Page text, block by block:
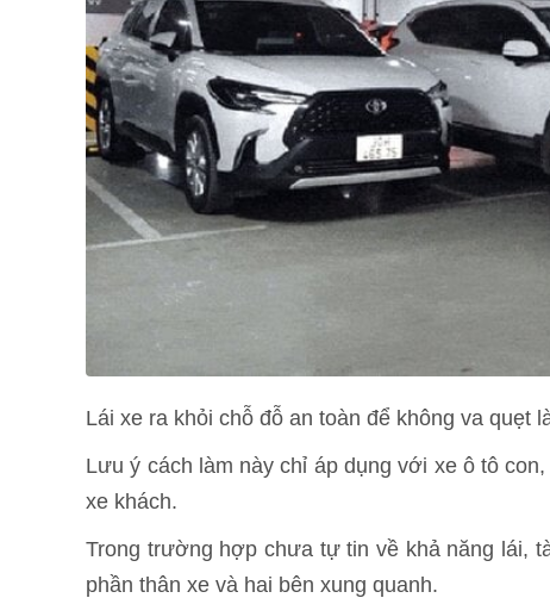
Lái xe ra khỏi chỗ đỗ an toàn để không va quẹt
Lưu ý cách làm này chỉ áp dụng với xe ô tô
xe khách.
Trong trường hợp chưa tự tin về khả năng lái,
phần thân xe và hai bên xung quanh.